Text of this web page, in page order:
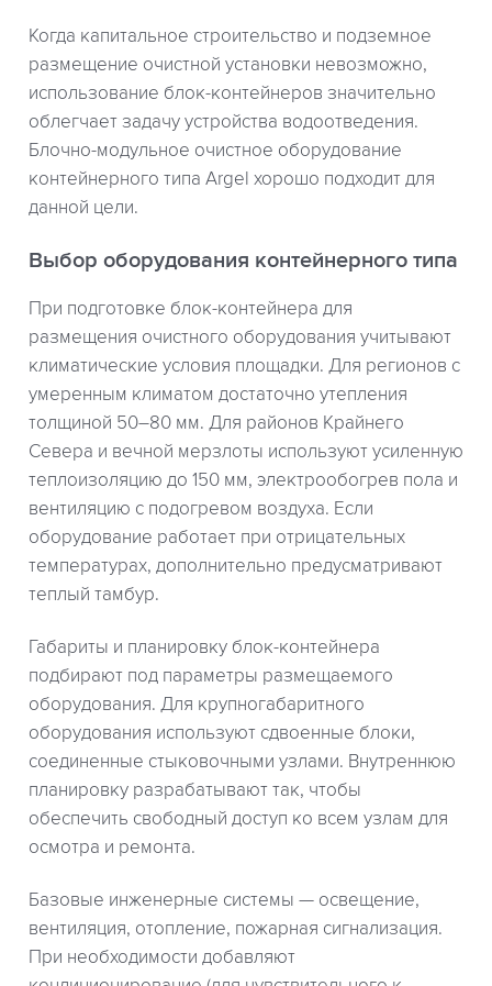
Когда капитальное строительство и подземное
размещение очистной установки невозможно,
использование блок-контейнеров значительно
облегчает задачу устройства водоотведения.
Блочно-модульное очистное оборудование
контейнерного типа Argel хорошо подходит для
данной цели.
Выбор оборудования контейнерного типа
При подготовке блок-контейнера для
размещения очистного оборудования учитывают
климатические условия площадки. Для регионов с
умеренным климатом достаточно утепления
толщиной 50–80 мм. Для районов Крайнего
Севера и вечной мерзлоты используют усиленную
теплоизоляцию до 150 мм, электрообогрев пола и
вентиляцию с подогревом воздуха. Если
оборудование работает при отрицательных
температурах, дополнительно предусматривают
теплый тамбур.
Габариты и планировку блок-контейнера
подбирают под параметры размещаемого
оборудования. Для крупногабаритного
оборудования используют сдвоенные блоки,
соединенные стыковочными узлами. Внутреннюю
планировку разрабатывают так, чтобы
обеспечить свободный доступ ко всем узлам для
осмотра и ремонта.
Базовые инженерные системы — освещение,
вентиляция, отопление, пожарная сигнализация.
При необходимости добавляют